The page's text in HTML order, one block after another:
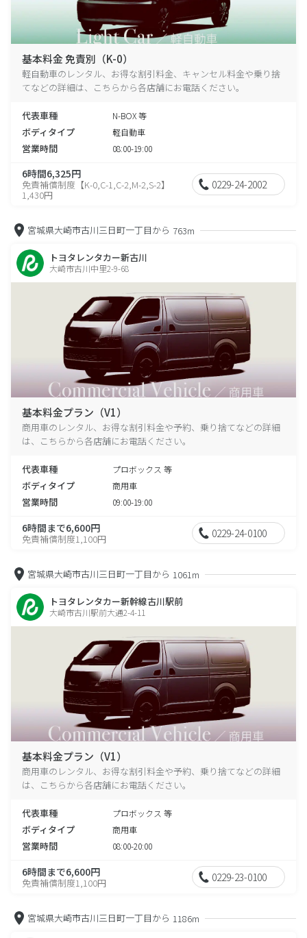
基本料金 免責別（K-0）
軽自動車のレンタル、お得な割引料金、キャンセル料金や乗り捨
てなどの詳細は、こちらから各店舗にお電話ください。
代表車種 N-BOX 等
ボディタイプ 軽自動車
営業時間 08:00-19:00
6時間6,325円
免責補償制度【K-0,C-1,C-2,M-2,S-2】
1,430円
0229-24-2002
宮城県大崎市古川三日町一丁目から 763m
トヨタレンタカー新古川
大崎市古川中里2-9-68
基本料金プラン（V1）
商用車のレンタル、お得な割引料金や予約、乗り捨てなどの詳細
は、こちらから各店舗にお電話ください。
代表車種 プロボックス 等
ボディタイプ 商用車
営業時間 09:00-19:00
6時間まで6,600円
免責補償制度1,100円 0229-24-0100
宮城県大崎市古川三日町一丁目から 1061m
トヨタレンタカー新幹線古川駅前
大崎市古川駅前大通2-4-11
基本料金プラン（V1）
商用車のレンタル、お得な割引料金や予約、乗り捨てなどの詳細
は、こちらから各店舗にお電話ください。
代表車種 プロボックス 等
ボディタイプ 商用車
営業時間 08:00-20:00
6時間まで6,600円
免責補償制度1,100円 0229-23-0100
宮城県大崎市古川三日町一丁目から 1186m